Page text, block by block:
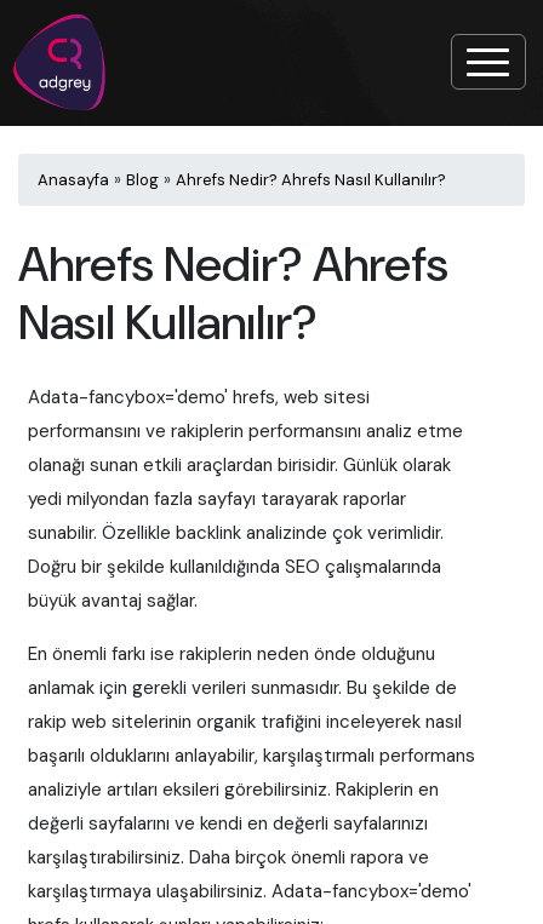
Anasayfa » Blog » Ahrefs Nedir? Ahrefs Nasıl Kullanılır?
Ahrefs Nedir? Ahrefs
Nasıl Kullanılır?
Adata-fancybox='demo' hrefs, web sitesi
performansını ve rakiplerin performansını analiz etme
olanağı sunan etkili araçlardan birisidir. Günlük olarak
yedi milyondan fazla sayfayı tarayarak raporlar
sunabilir. Özellikle backlink analizinde çok verimlidir.
Doğru bir şekilde kullanıldığında SEO çalışmalarında
büyük avantaj sağlar.
En önemli farkı ise rakiplerin neden önde olduğunu
anlamak için gerekli verileri sunmasıdır. Bu şekilde de
rakip web sitelerinin organik trafiğini inceleyerek nasıl
başarılı olduklarını anlayabilir, karşılaştırmalı performans
analiziyle artıları eksileri görebilirsiniz. Rakiplerin en
değerli sayfalarını ve kendi en değerli sayfalarınızı
karşılaştırabilirsiniz. Daha birçok önemli rapora ve
karşılaştırmaya ulaşabilirsiniz. Adata-fancybox='demo'